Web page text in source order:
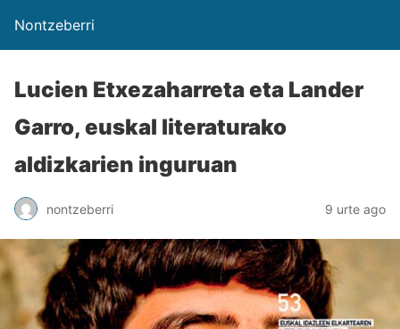
Nontzeberri
Lucien Etxezaharreta eta Lander
Garro, euskal literaturako
aldizkarien inguruan
nontzeberri 9 urte ago